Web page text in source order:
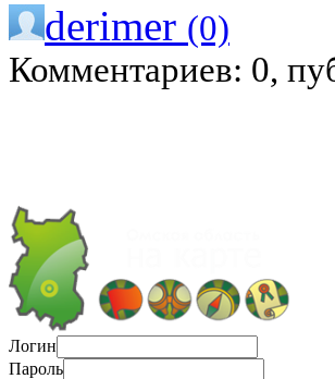
derimer (0)
Комментариев: 0,
Логин
Пароль